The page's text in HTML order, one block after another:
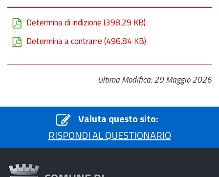
Determina di indizione(398.29 KB)
Determina a contrarre(496.84 KB)
Ultima Modifica: 29 Maggio 2026
Valuta questo sito:
RISPONDI AL QUESTIONARIO